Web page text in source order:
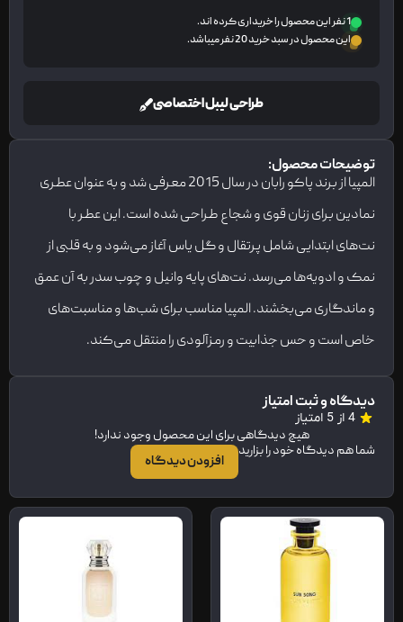
1 نفر این محصول را خریداری کرده اند.
این محصول در سبد خرید 20 نفر میباشد.
طراحی لیبل اختصاصی
توضیحات محصول:
المپیا از برند پاکو رابان در سال 2015 معرفی شد و به عنوان عطری
نمادین برای زنان قوی و شجاع طراحی شده است. این عطر با
نت‌های ابتدایی شامل پرتقال و گل یاس آغاز می‌شود و به قلبی از
نمک و ادویه‌ها می‌رسد. نت‌های پایه وانیل و چوب سدر به آن عمق
و ماندگاری می‌بخشند. المپیا مناسب برای شب‌ها و مناسبت‌های
خاص است و حس جذابیت و رمزآلودی را منتقل می‌کند.
دیدگاه و ثبت امتیاز
4 از 5 امتیاز
هیچ دیدگاهی برای این محصول وجود ندارد!
شما هم دیدگاه خود را بزارید
افزودن دیدگاه